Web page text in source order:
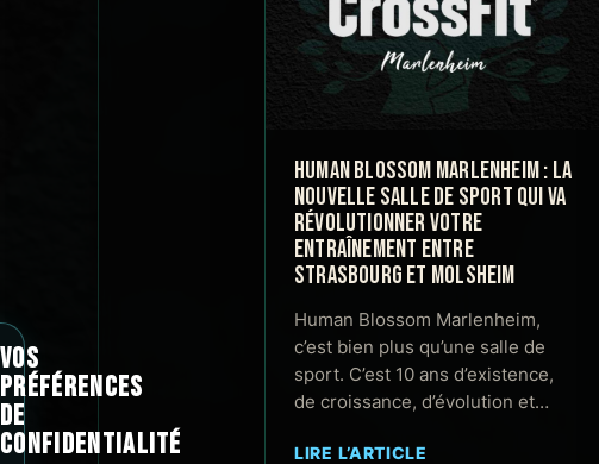
HUMAN BLOSSOM MARLENHEIM : LA
NOUVELLE SALLE DE SPORT QUI VA
RÉVOLUTIONNER VOTRE
ENTRAÎNEMENT ENTRE
STRASBOURG ET MOLSHEIM
Human Blossom Marlenheim,
c’est bien plus qu’une salle de
sport. C’est 10 ans d’existence,
de croissance, d’évolution et…
LIRE L’ARTICLE
VOS
PRÉFÉRENCES
DE
CONFIDENTIALITÉ